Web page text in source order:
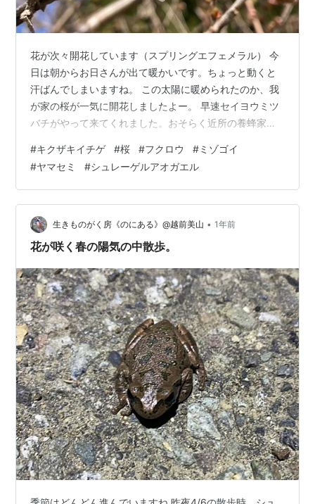
花が次々開花しています（スプリングエフェメラル） 今
日は朝からお日さんが出て暖かいです。ちょっと動くと
汗ばんでしまいますね。 この太陽に暖められたのか、我
が家の桜が一気に開花しましたよー。 早速セイヨウミツ
バチがやって来てくれました。おそらく近所の養蜂家の
が来るようになってから、我が家のアケビの結実率が飛
躍的にUPしましたわー。ハチって凄い！ 昨日蕾だった樺
八幡神社のキクザキイチゲも開花しました。 ここは白と
紫が両方見られるんですよー。 これからどんどん春を彩
るスプリングエフェメラルの種が開花していきます。
gakubounoniaru.hat…
#キクザキイチゲ #桜 #フクロウ #ミゾゴイ
#ヤマセミ #シュレーゲルアオガエル
生きものがく房《のにある》@越前美山 • 1年前
花が咲く春の陽気の中散歩。